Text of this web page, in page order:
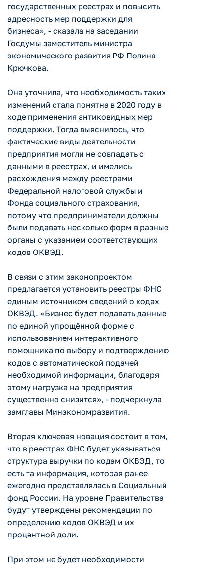
государственных реестрах и повысить
адресность мер поддержки для
бизнеса», - сказала на заседании
Госдумы заместитель министра
экономического развития РФ Полина
Крючкова.
Она уточнила, что необходимость таких
изменений стала понятна в 2020 году в
ходе применения антиковидных мер
поддержки. Тогда выяснилось, что
фактические виды деятельности
предприятия могли не совпадать с
данными в реестрах, и имелись
расхождения между реестрами
Федеральной налоговой службы и
Фонда социального страхования,
потому что предприниматели должны
были подавать несколько форм в разные
органы с указанием соответствующих
кодов ОКВЭД.
В связи с этим законопроектом
предлагается установить реестры ФНС
единым источником сведений о кодах
ОКВЭД. «Бизнес будет подавать данные
по единой упрощённой форме с
использованием интерактивного
помощника по выбору и подтверждению
кодов с автоматической подачей
необходимой информации, благодаря
этому нагрузка на предприятия
существенно снизится», - подчеркнула
замглавы Минэкономразвития.
Вторая ключевая новация состоит в том,
что в реестрах ФНС будет указываться
структура выручки по кодам ОКВЭД, то
есть та информация, которая ранее
ежегодно представлялась в Социальный
фонд России. На уровне Правительства
будут утверждены рекомендации по
определению кодов ОКВЭД и их
процентной доли.
При этом не будет необходимости